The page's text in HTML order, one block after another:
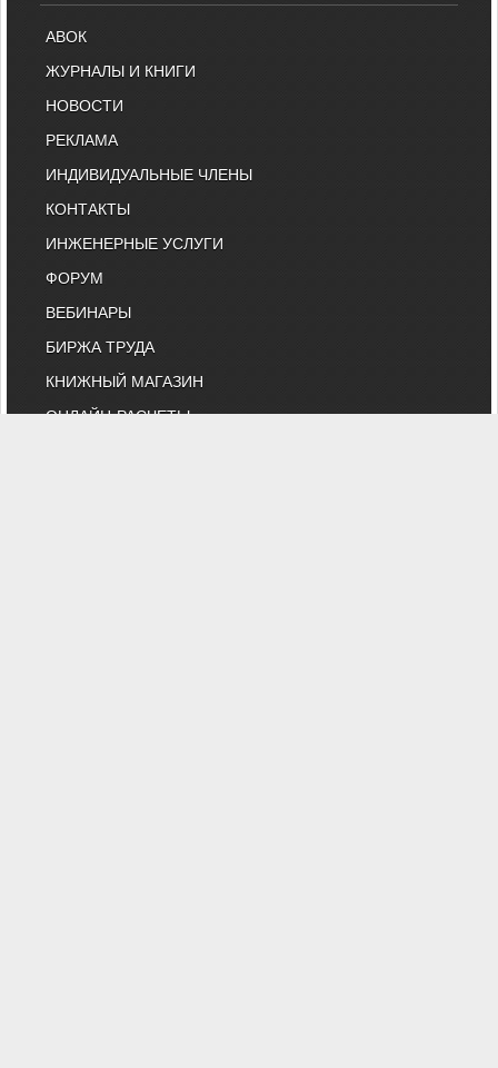
АВОК
ЖУРНАЛЫ И КНИГИ
НОВОСТИ
РЕКЛАМА
ИНДИВИДУАЛЬНЫЕ ЧЛЕНЫ
КОНТАКТЫ
ИНЖЕНЕРНЫЕ УСЛУГИ
ФОРУМ
ВЕБИНАРЫ
БИРЖА ТРУДА
КНИЖНЫЙ МАГАЗИН
ОНЛАЙН-РАСЧЕТЫ